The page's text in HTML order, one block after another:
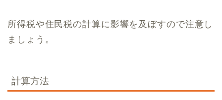
所得税や住民税の計算に影響を及ぼすので注意し
ましょう。
計算方法